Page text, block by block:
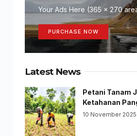
Your Ads Here (365 x 270
PURCHASE NOW
Latest News
Petani Tanam
Ketahanan
10 November 2025